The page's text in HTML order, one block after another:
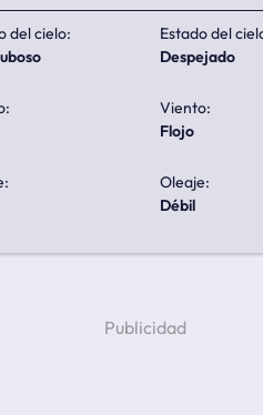
del cielo:
Estado del
despejado
Viento:
flojo
Oleaje:
débil